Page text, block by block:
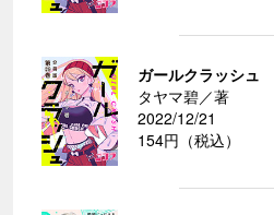
ガールクラッシュ
タヤマ碧／著
2022/12/21
154円（税込）